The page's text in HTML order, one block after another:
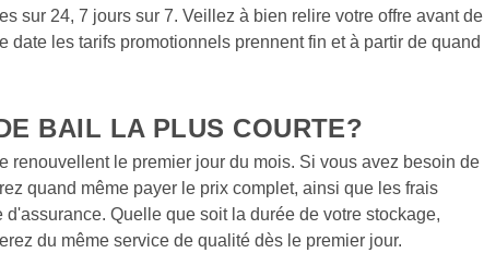
sur 24, 7 jours sur 7. Veillez à bien relire votre offre avant de
date les tarifs promotionnels prennent fin et à partir de quand
BAIL LA PLUS COURTE?
renouvellent le premier jour du mois. Si vous avez besoin de
quand même payer le prix complet, ainsi que les frais
Quelle que soit la durée de votre stockage,
du même service de qualité dès le premier jour.